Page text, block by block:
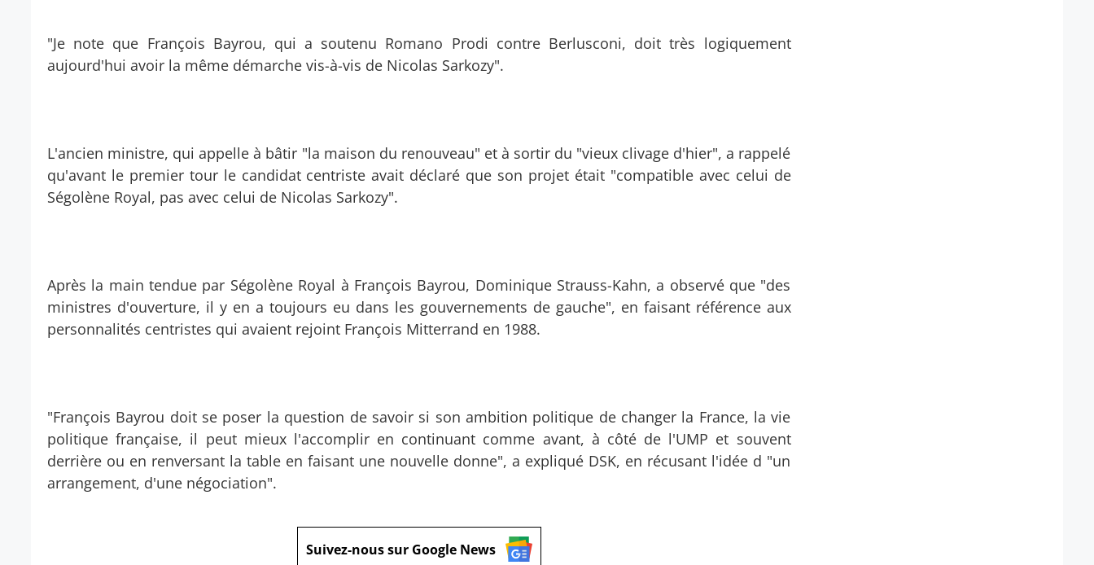
"Je note que François Bayrou, qui a soutenu Romano Prodi contre Berlusconi, doit très logiquement
aujourd'hui avoir la même démarche vis-à-vis de Nicolas Sarkozy".
L'ancien ministre, qui appelle à bâtir "la maison du renouveau" et à sortir du "vieux clivage d'hier", a rappelé
qu'avant le premier tour le candidat centriste avait déclaré que son projet était "compatible avec celui de
Ségolène Royal, pas avec celui de Nicolas Sarkozy".
Après la main tendue par Ségolène Royal à François Bayrou, Dominique Strauss-Kahn, a observé que "des
ministres d'ouverture, il y en a toujours eu dans les gouvernements de gauche", en faisant référence aux
personnalités centristes qui avaient rejoint François Mitterrand en 1988.
"François Bayrou doit se poser la question de savoir si son ambition politique de changer la France, la vie
politique française, il peut mieux l'accomplir en continuant comme avant, à côté de l'UMP et souvent
derrière ou en renversant la table en faisant une nouvelle donne", a expliqué DSK, en récusant l'idée d "un
arrangement, d'une négociation".
Suivez-nous sur Google News